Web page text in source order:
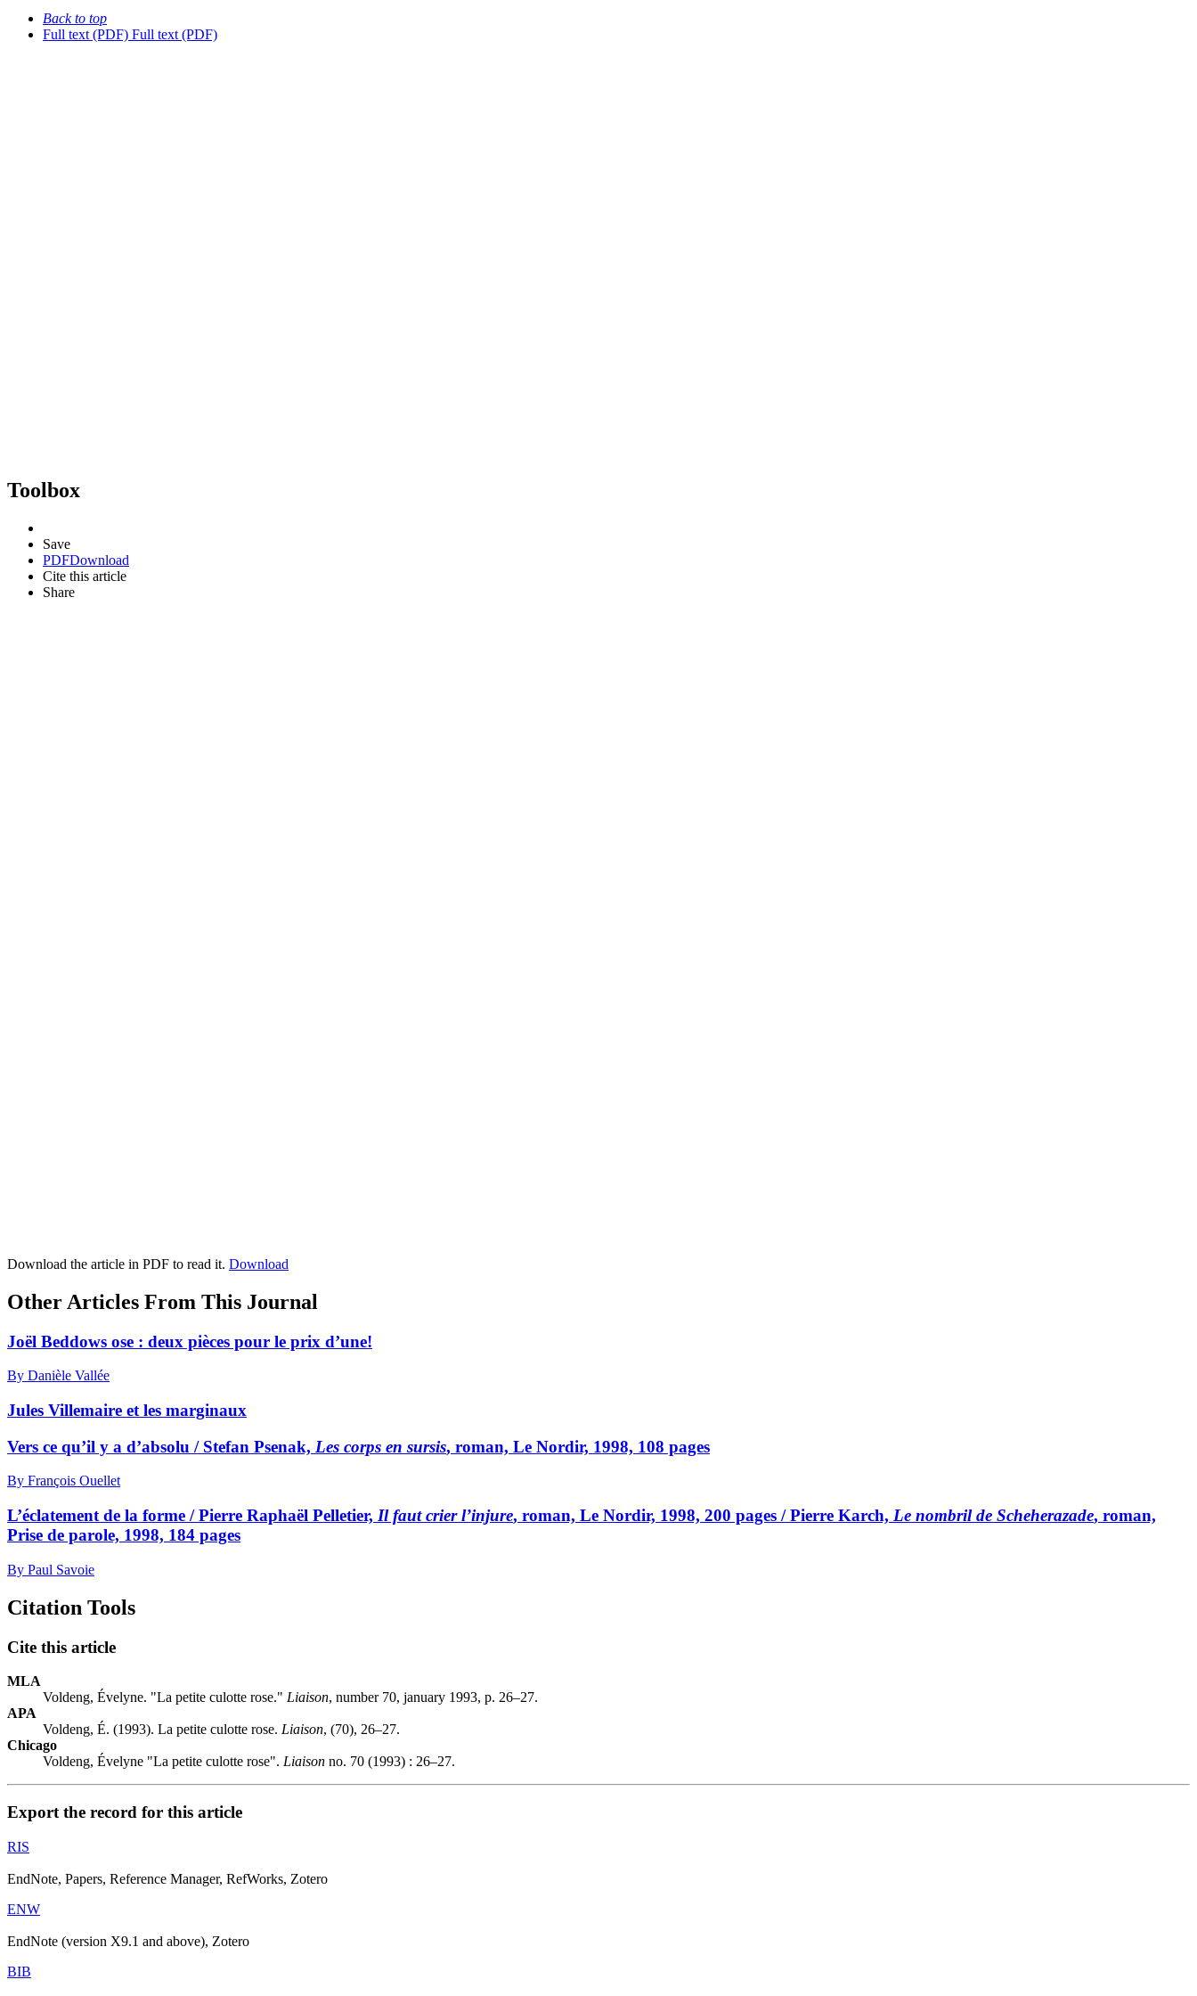
Back to top
Full text (PDF) Full text (PDF)
Toolbox
Save
PDFDownload
Cite this article
Share
Download the article in PDF to read it. Download
Other Articles From This Journal
Joël Beddows ose : deux pièces pour le prix d’une!
By Danièle Vallée
Jules Villemaire et les marginaux
Vers ce qu’il y a d’absolu / Stefan Psenak, Les corps en sursis, roman, Le Nordir, 1998, 108 pages
By François Ouellet
L’éclatement de la forme / Pierre Raphaël Pelletier, Il faut crier l’injure, roman, Le Nordir, 1998, 200 pages / Pierre Karch, Le nombril de Scheherazade, roman,
Prise de parole, 1998, 184 pages
By Paul Savoie
Citation Tools
Cite this article
MLA
Voldeng, Évelyne. "La petite culotte rose." Liaison, number 70, january 1993, p. 26–27.
APA
Voldeng, É. (1993). La petite culotte rose. Liaison, (70), 26–27.
Chicago
Voldeng, Évelyne "La petite culotte rose". Liaison no. 70 (1993) : 26–27.
Export the record for this article
RIS
EndNote, Papers, Reference Manager, RefWorks, Zotero
ENW
EndNote (version X9.1 and above), Zotero
BIB